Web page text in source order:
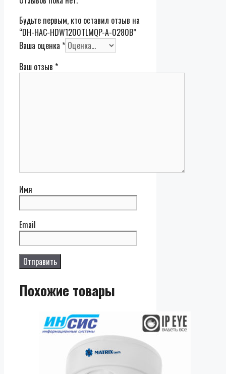
Будьте первым, кто оставил отзыв на
“DH-HAC-HDW1200TLMQP-A-0280B”
Ваша оценка *
Ваш отзыв *
Имя
Email
Похожие товары